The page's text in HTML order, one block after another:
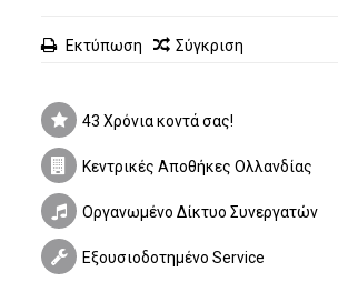
Εκτύπωση Σύγκριση
43 Χρόνια κοντά σας!
Κεντρικές Αποθήκες Ολλανδίας
Οργανωμένο Δίκτυο Συνεργατών
Εξουσιοδοτημένο Service